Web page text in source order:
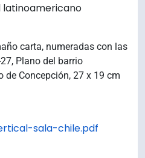
latinoamericano
carta, numeradas con las
Plano del barrio
de Concepción, 27 x 19 cm
sala-chile.pdf